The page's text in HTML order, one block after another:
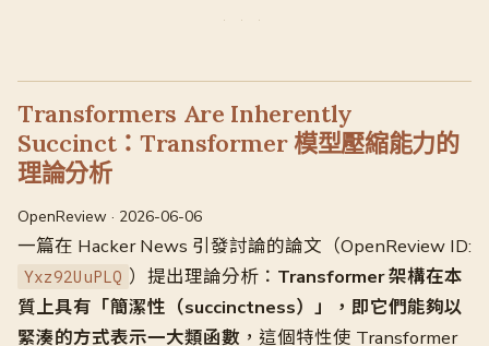
Transformers Are Inherently
Succinct：Transformer 模型壓縮能力的
理論分析
OpenReview · 2026-06-06
一篇在 Hacker News 引發討論的論文（OpenReview ID:
Yxz92UuPLQ ）提出理論分析： Transformer 架構在本
質上具有「簡潔性（succinctness）」，即它們能夠以
緊湊的方式表示一大類函數 ，這個特性使 Transformer